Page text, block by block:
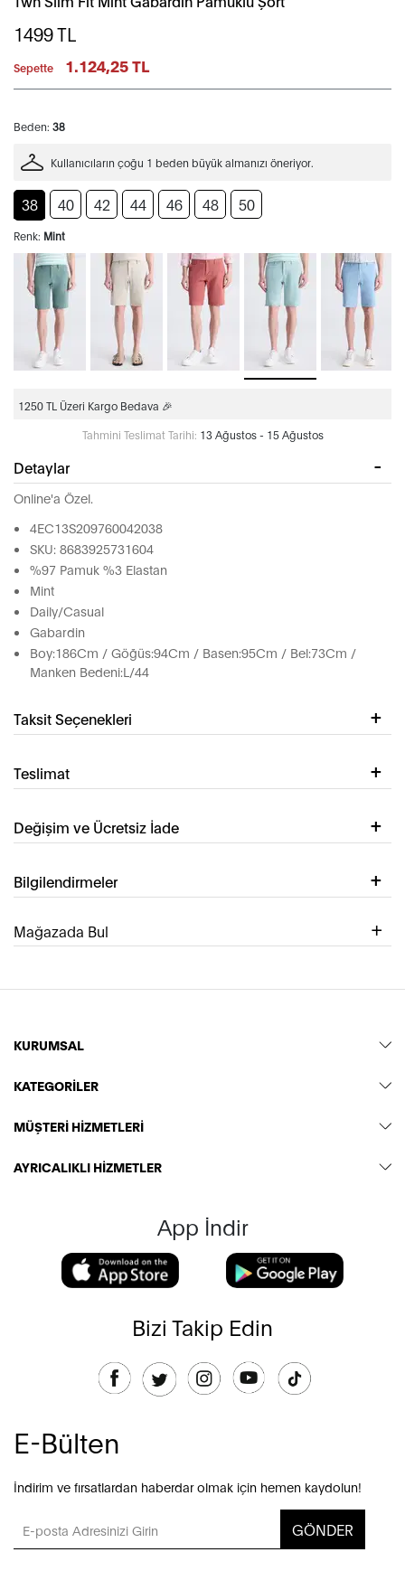
1499TL
Sepette 1.124,25 TL
Beden: 38
Kullanıcıların çoğu 1 beden büyük almanızı öneriyor.
38 40 42 44 46 48 50
Renk: Mint
1250 TL Üzeri Kargo Bedava 🎉
Tahmini Teslimat Tarihi: 13 Ağustos - 15 Ağustos
Detaylar
Online'a Özel.
4EC13S209760042038
SKU: 8683925731604
%97 Pamuk %3 Elastan
Mint
Daily/Casual
Gabardin
Boy:186Cm / Göğüs:94Cm / Basen:95Cm / Bel:73Cm /
Manken Bedeni:L/44
Taksit Seçenekleri
Teslimat
Değişim ve Ücretsiz İade
Bilgilendirmeler
Mağazada Bul
KURUMSAL
KATEGORİLER
MÜŞTERİ HİZMETLERİ
AYRICALIKLI HİZMETLER
App İndir
Bizi Takip Edin
E-Bülten
İndirim ve fırsatlardan haberdar olmak için hemen kaydolun!
GÖNDER